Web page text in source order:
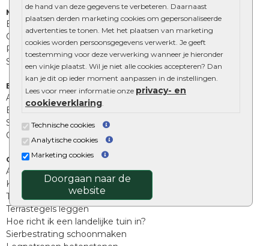
de hand van deze gegevens te verbeteren. Daarnaast
plaatsen derden marketing cookies om gepersonaliseerde
advertenties te tonen. Met het plaatsen van marketing
cookies worden persoonsgegevens verwerkt. Je geeft
toestemming voor deze verwerking wanneer je hieronder
een vinkje plaatst. Wil je niet alle cookies accepteren? Dan
kan je dit op ieder moment aanpassen in de instellingen.
Lees voor meer informatie onze privacy- en
cookieverklaring.
Technische cookies
Analytische cookies
Marketing cookies
Doorgaan naar de
website
Muurelementen
Betonbielzen
Opsluitbanden
Palissades
Stapelblokken
Extra benodigdheden
Afwatering en diversen
Beplantings en betonelementen
Split, grind en zand
Oprit tegels
Overig
Aanbiedingen
Kunstgras
Tuintegels outlet
Terrastegels leggen
Hoe richt ik een landelijke tuin in?
Sierbestrating schoonmaken